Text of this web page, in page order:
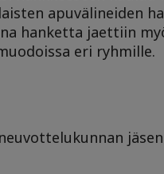
apuvälineiden
hanketta jaettiin
eri ryhmille.
jäsen